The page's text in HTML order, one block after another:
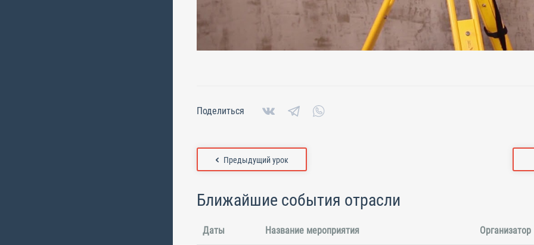
Поделиться
Предыдущий урок
Ближайшие события отрасли
Даты Название мероприятия Организатор